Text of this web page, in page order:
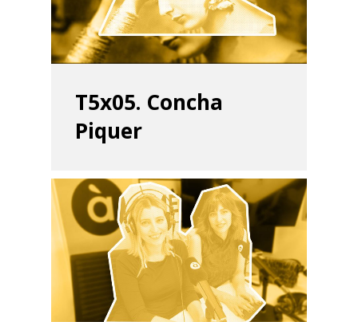
T5x05. Concha
Piquer
Temporada 4
Temporada 3
Email: